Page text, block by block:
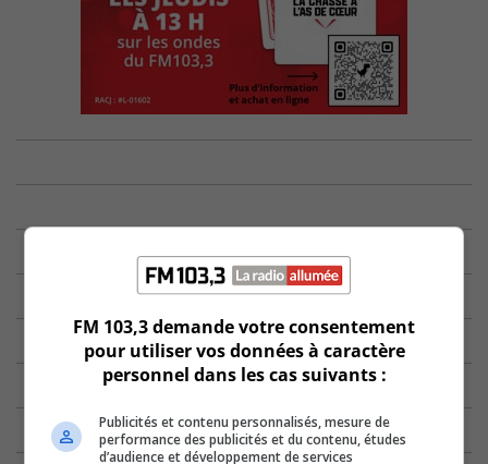
FM 103,3 demande votre consentement
pour utiliser vos données à caractère
personnel dans les cas suivants :
Publicités et contenu personnalisés, mesure de
performance des publicités et du contenu, études
d’audience et développement de services